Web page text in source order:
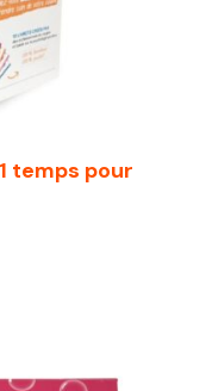
temps pour